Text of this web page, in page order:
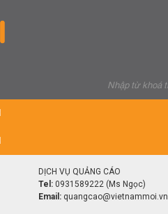
DỊCH VỤ QUẢNG CÁO
Tel: 0931589222 (Ms Ngọc)
Email: quangcao@vietnammoi.vn